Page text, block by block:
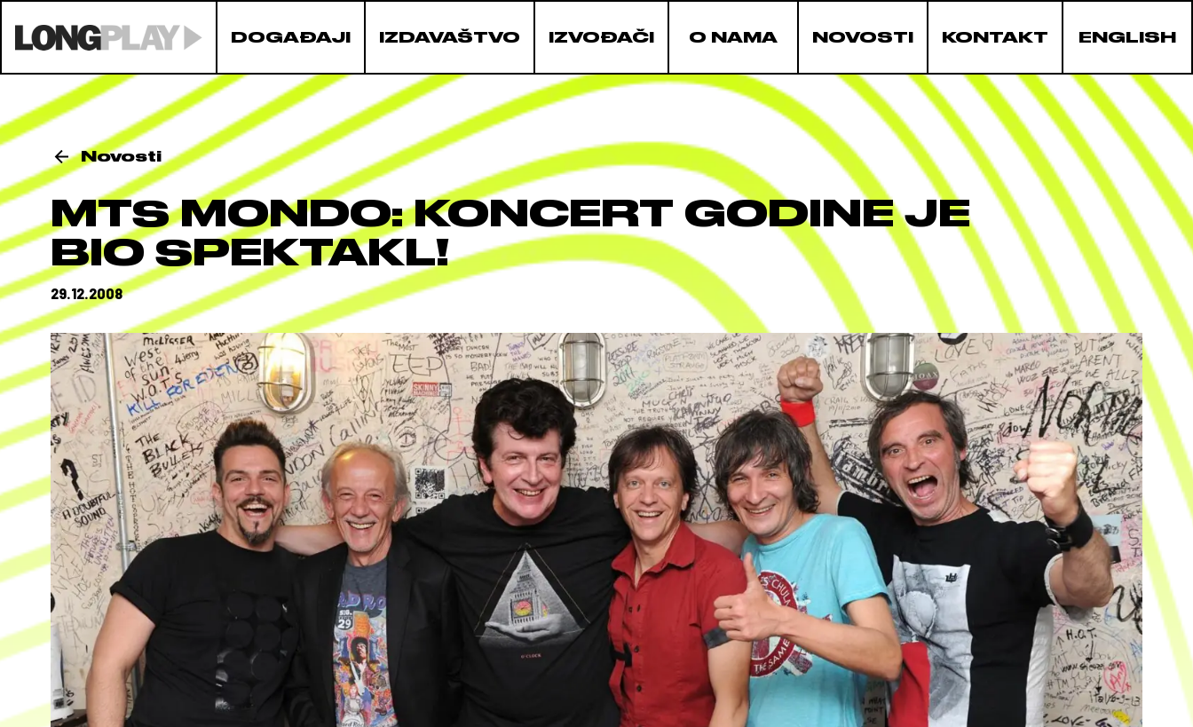
DOGAĐAJI IZDAVAŠTVO IZVOĐAČI O NAMA NOVOSTI KONTAKT ENGLISH
Novosti
MTS MONDO: KONCERT GODINE JE
BIO SPEKTAKL!
29.12.2008